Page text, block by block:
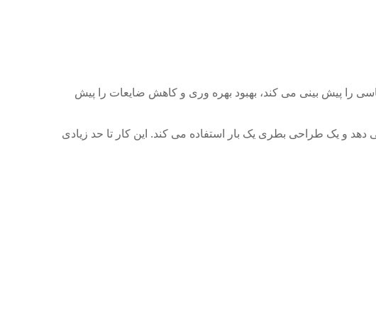
را پیش بینی می کند، بهبود بهره وری و کاهش ضایعات را پیش
دهد و یک طراحی بطری یک بار استفاده می کند. این کار تا حد زیادی